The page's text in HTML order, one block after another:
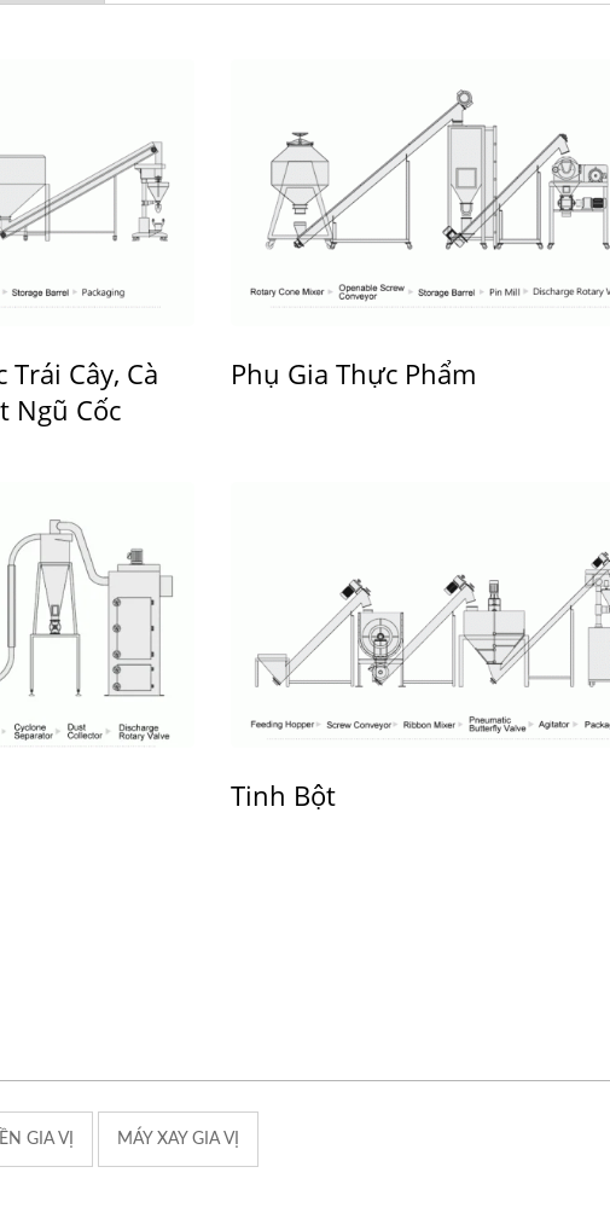
Cây, Cà
Ngũ Cốc
Phụ Gia Thực Phẩm
Tinh Bột
GIA VỊ MÁY XAY GIA VỊ